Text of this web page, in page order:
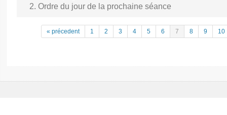
2. Ordre du jour de la prochaine séance
« précedent 1 2 3 4 5 6 7 8 9 10